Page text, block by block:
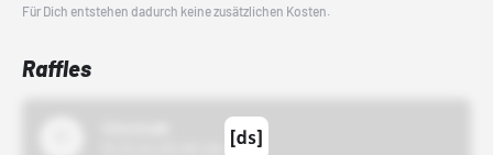
Für Dich entstehen dadurch keine zusätzlichen Kosten.
Raffles